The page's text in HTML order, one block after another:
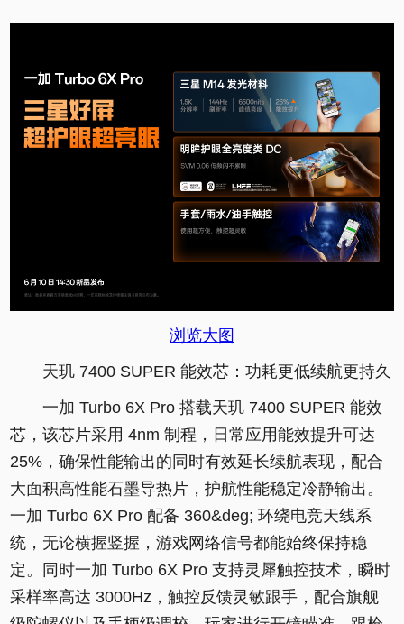
浏览大图
天玑 7400 SUPER 能效芯：功耗更低续航更持久
一加 Turbo 6X Pro 搭载天玑 7400 SUPER 能效
芯，该芯片采用 4nm 制程，日常应用能效提升可达
25%，确保性能输出的同时有效延长续航表现，配合
大面积高性能石墨导热片，护航性能稳定冷静输出。
一加 Turbo 6X Pro 配备 360&deg; 环绕电竞天线系
统，无论横握竖握，游戏网络信号都能始终保持稳
定。同时一加 Turbo 6X Pro 支持灵犀触控技术，瞬时
采样率高达 3000Hz，触控反馈灵敏跟手，配合旗舰